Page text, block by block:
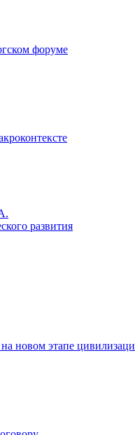
форуме
развития
новом этапе